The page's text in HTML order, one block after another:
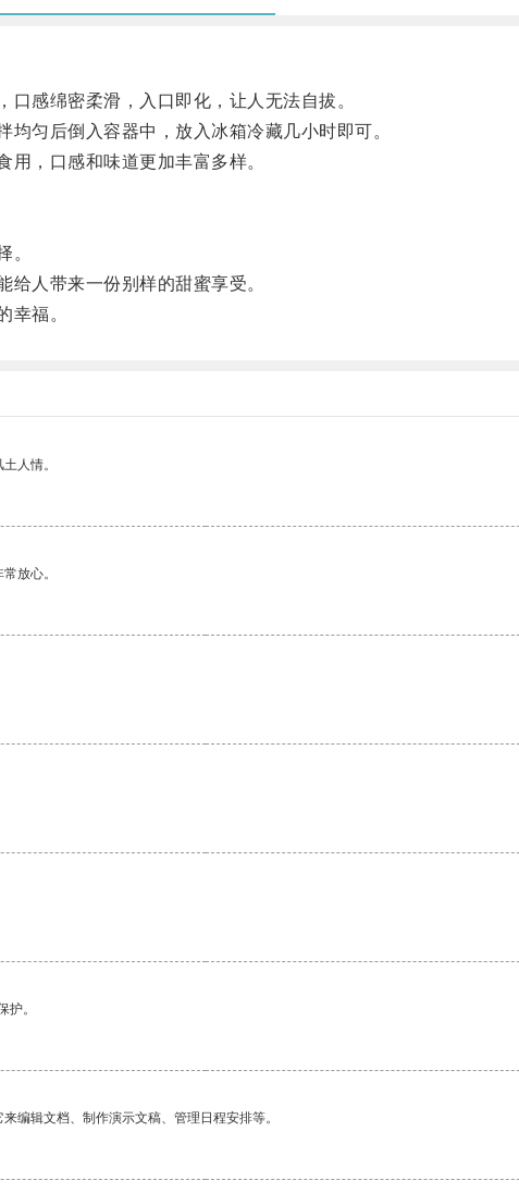
感绵密柔滑，入口即化，让人无法自拔。
匀后倒入容器中，放入冰箱冷藏几小时即可。
，口感和味道更加丰富多样。
。
人带来一份别样的甜蜜享受。
福。
人情。
放心。
护。
编辑文档、制作演示文稿、管理日程安排等。